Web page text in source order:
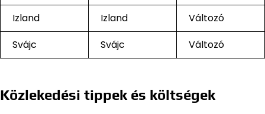
Izland
Izland
Változó
Svájc
Svájc Változó
Közlekedési tippek és költségek